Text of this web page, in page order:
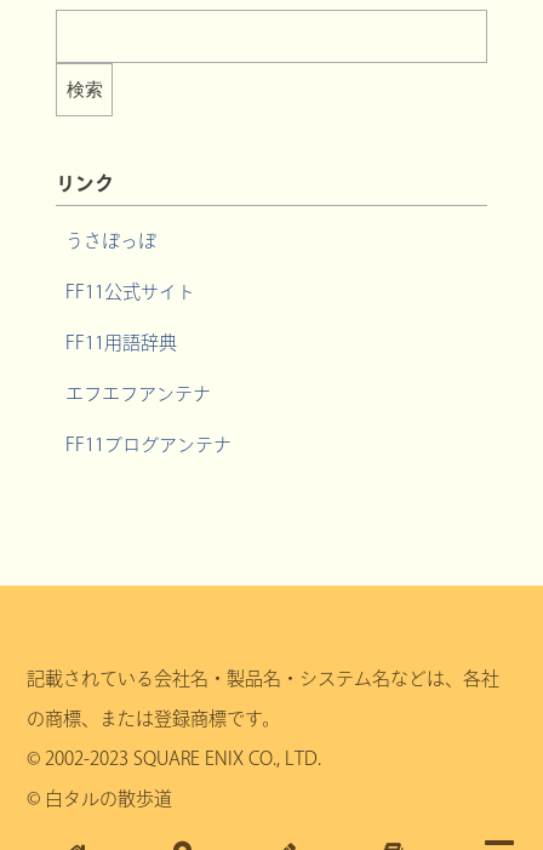
リンク
うさぽっぽ
FF11公式サイト
FF11用語辞典
エフエフアンテナ
FF11ブログアンテナ
記載されている会社名・製品名・システム名などは、各社
の商標、または登録商標です。
© 2002-2023 SQUARE ENIX CO., LTD.
© 白タルの散歩道